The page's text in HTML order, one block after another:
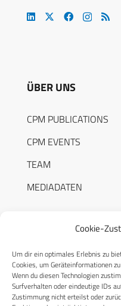
Cookie-
Um dir ein optimales Erlebnis zu
Cookies, um Geräteinformationen
Wenn du diesen Technologien
Surfverhalten oder eindeutige IDs
Zustimmung nicht erteilst oder
ÜBER UNS
CPM PUBLICATIONS
CPM EVENTS
TEAM
MEDIADATEN
RECHTLICHES
Datenschutzerklärung